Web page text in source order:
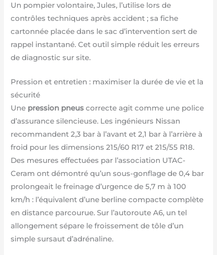
Un pompier volontaire, Jules, l’utilise lors de
contrôles techniques après accident ; sa fiche
cartonnée placée dans le sac d’intervention sert de
rappel instantané. Cet outil simple réduit les erreurs
de diagnostic sur site.
Pression et entretien : maximiser la durée de vie et la
sécurité
Une pression pneus correcte agit comme une police
d’assurance silencieuse. Les ingénieurs Nissan
recommandent 2,3 bar à l’avant et 2,1 bar à l’arrière à
froid pour les dimensions 215/60 R17 et 215/55 R18.
Des mesures effectuées par l’association UTAC-
Ceram ont démontré qu’un sous-gonflage de 0,4 bar
prolongeait le freinage d’urgence de 5,7 m à 100
km/h : l’équivalent d’une berline compacte complète
en distance parcourue. Sur l’autoroute A6, un tel
allongement sépare le froissement de tôle d’un
simple sursaut d’adrénaline.